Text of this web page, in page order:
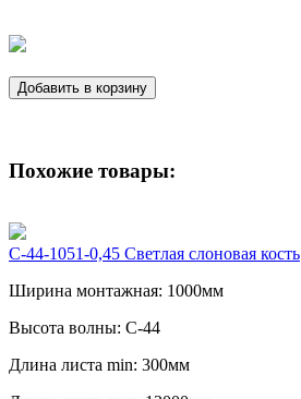
Добавить в корзину
Похожие товары:
С-44-1051-0,45 Светлая слоновая кость
Ширина монтажная: 1000мм
Высота волны: C-44
Длина листа min: 300мм